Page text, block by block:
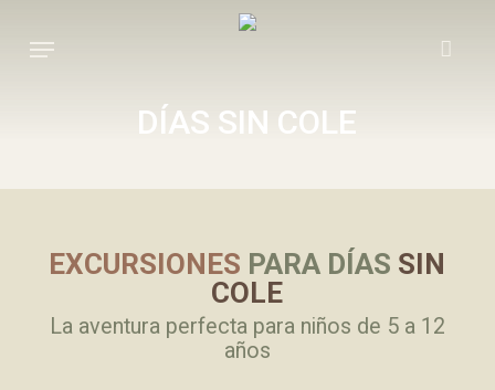
main
Menu
DÍAS SIN COLE
EXCURSIONES PARA DÍAS SIN
COLE
La aventura perfecta para niños de 5 a 12
años